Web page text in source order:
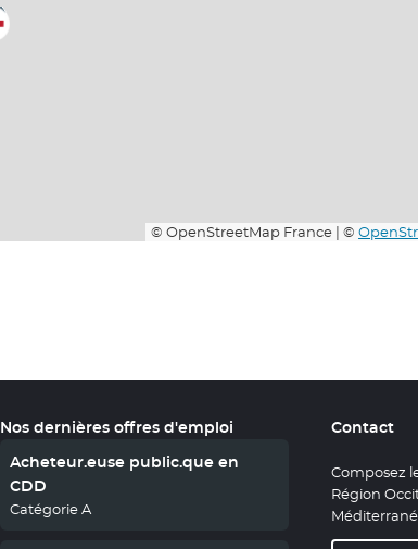
© OpenStreetMap France | ©
Nos dernières offres d'emploi
Acheteur.euse public.que en
CDD
Catégorie A
Contact
Composez
Région